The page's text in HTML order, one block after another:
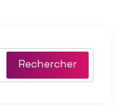
Rechercher